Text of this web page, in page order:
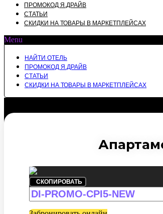
ПРОМОКОД Я.ДРАЙВ
СТАТЬИ
СКИДКИ НА ТОВАРЫ В МАРКЕТПЛЕЙСАХ
Menu
НАЙТИ ОТЕЛЬ
ПРОМОКОД Я.ДРАЙВ
СТАТЬИ
СКИДКИ НА ТОВАРЫ В МАРКЕТПЛЕЙСАХ
СКОПИРОВАТЬ